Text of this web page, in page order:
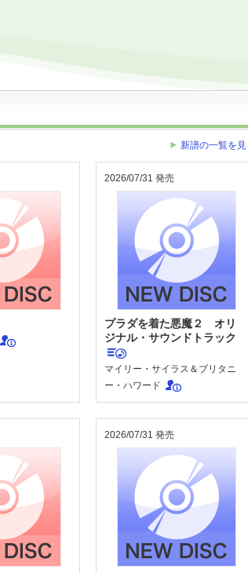
新譜の一覧を見
2026/07/31 発売
プラダを着た悪魔２ オリ
ジナル・サウンドトラック
マイリー・サイラス＆ブリタニ
ー・ハワード
2026/07/31 発売